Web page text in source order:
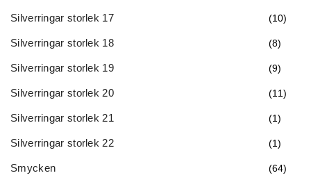
Silverringar storlek 17 (10)
Silverringar storlek 18 (8)
Silverringar storlek 19 (9)
Silverringar storlek 20 (11)
Silverringar storlek 21 (1)
Silverringar storlek 22 (1)
Smycken (64)